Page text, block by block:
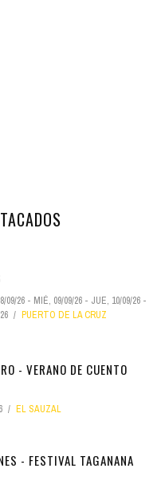
09/26 - MIÉ, 09/09/26 - JUE, 10/09/26 -
PUERTO DE LA CRUZ
- VERANO DE CUENTO
EL SAUZAL
- FESTIVAL TAGANANA